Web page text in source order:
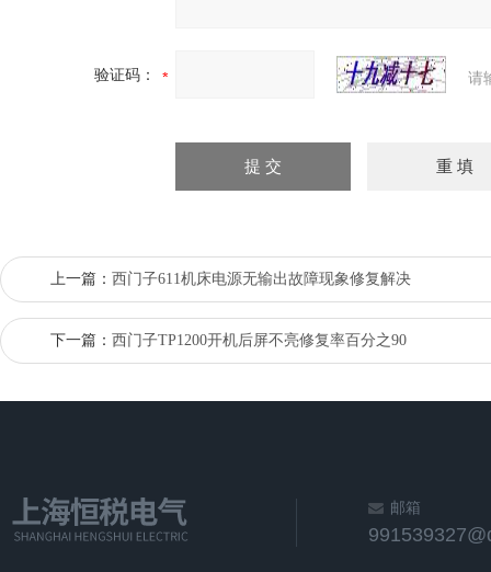
验证码： 请
上一篇： 西门子611机床电源无输出故障现象修复解决
下一篇： 西门子TP1200开机后屏不亮修复率百分之90
邮箱